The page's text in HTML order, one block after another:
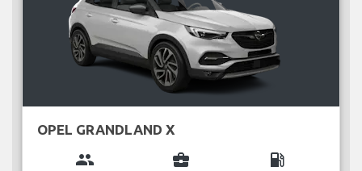
OPEL GRANDLAND X
group business_center local_gas_station